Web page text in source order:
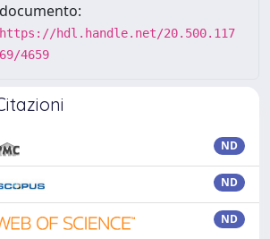
documento:
https://hdl.handle.net/20.500.117
69/4659
ND
ND
ND